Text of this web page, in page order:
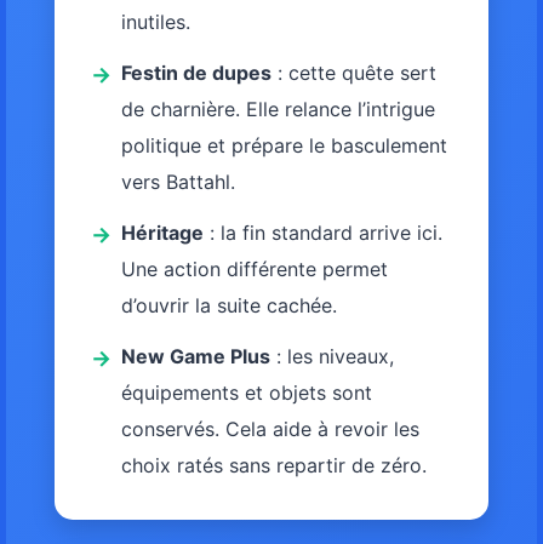
inutiles.
→ Festin de dupes : cette quête sert
de charnière. Elle relance l’intrigue
politique et prépare le basculement
vers Battahl.
→ Héritage : la fin standard arrive ici.
Une action différente permet
d’ouvrir la suite cachée.
→ New Game Plus : les niveaux,
équipements et objets sont
conservés. Cela aide à revoir les
choix ratés sans repartir de zéro.